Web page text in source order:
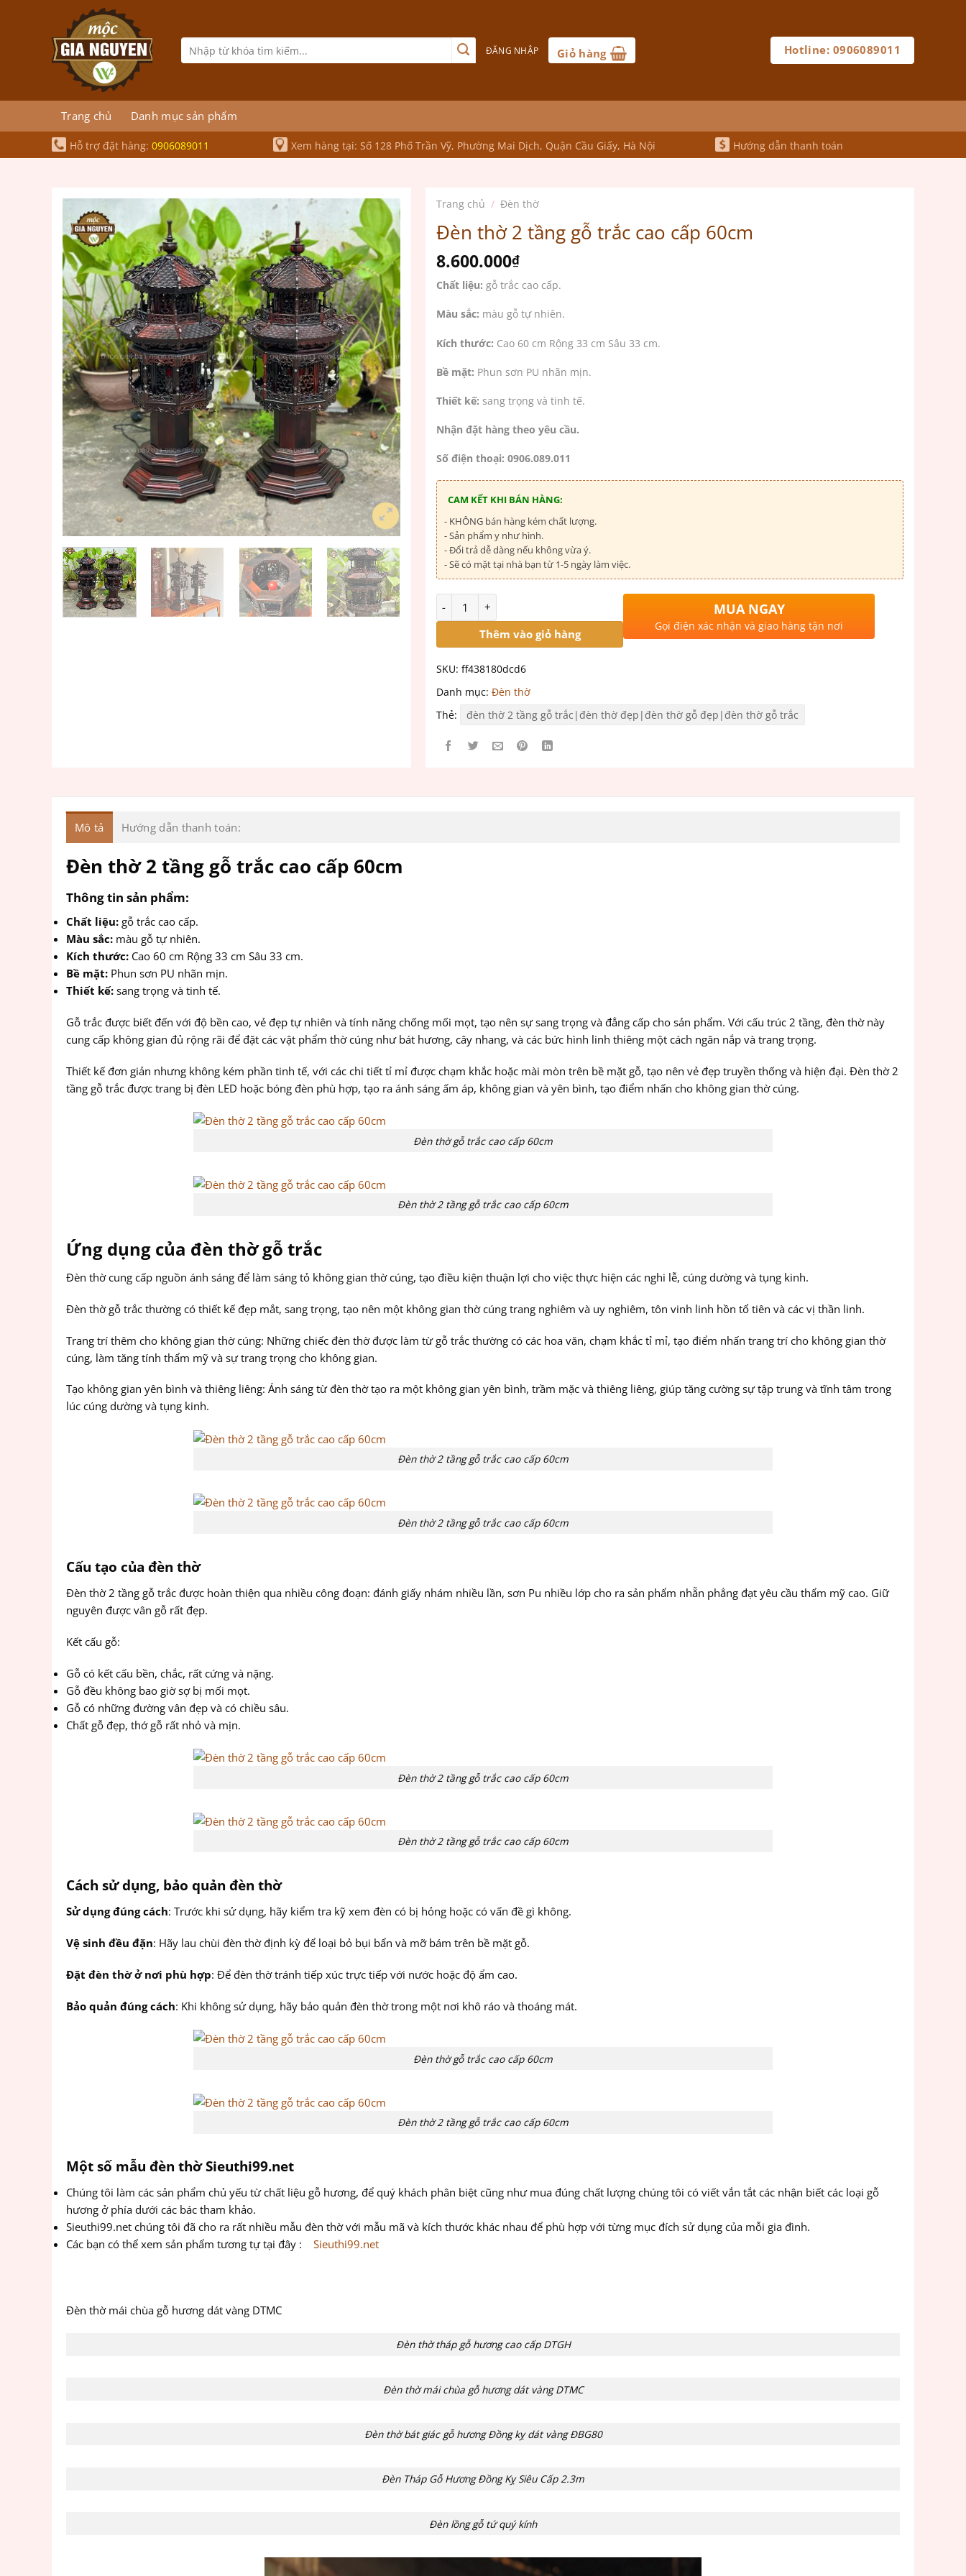
Tìm
kiếm:
ĐĂNG NHẬP Giỏ hàng Hotline: 0906089011
Trang chủ Danh mục sản phẩm
Hỗ trợ đặt hàng: 0906089011 Xem hàng tại: Số 128 Phố Trần Vỹ, Phường Mai Dịch, Quận Cầu Giấy, Hà Nội Hướng dẫn thanh toán
Trang chủ / Đèn thờ
Đèn thờ 2 tầng gỗ trắc cao cấp 60cm
8.600.000₫
Chất liệu: gỗ trắc cao cấp.
Màu sắc: màu gỗ tự nhiên.
Kích thước: Cao 60 cm Rộng 33 cm Sâu 33 cm.
Bề mặt: Phun sơn PU nhãn mịn.
Thiết kế: sang trọng và tinh tế.
Nhận đặt hàng theo yêu cầu.
Số điện thoại: 0906.089.011
CAM KẾT KHI BÁN HÀNG:
- KHÔNG bán hàng kém chất lượng.
- Sản phẩm y như hình.
- Đổi trả dễ dàng nếu không vừa ý.
- Sẽ có mặt tại nhà bạn từ 1-5 ngày làm việc.
Thêm vào giỏ hàng
MUA NGAY
Gọi điện xác nhận và giao hàng tận nơi
SKU: ff438180dcd6
Danh mục: Đèn thờ
Thẻ:
đèn thờ 2 tầng gỗ trắc|đèn thờ đẹp|đèn thờ gỗ đẹp|đèn thờ gỗ trắc
Mô tả Hướng dẫn thanh toán:
Đèn thờ 2 tầng gỗ trắc cao cấp 60cm
Thông tin sản phẩm:
Chất liệu: gỗ trắc cao cấp.
Màu sắc: màu gỗ tự nhiên.
Kích thước: Cao 60 cm Rộng 33 cm Sâu 33 cm.
Bề mặt: Phun sơn PU nhãn mịn.
Thiết kế: sang trọng và tinh tế.
Gỗ trắc được biết đến với độ bền cao, vẻ đẹp tự nhiên và tính năng chống mối mọt, tạo nên sự sang trọng và đẳng cấp cho sản phẩm. Với cấu trúc 2 tầng, đèn thờ này
cung cấp không gian đủ rộng rãi để đặt các vật phẩm thờ cúng như bát hương, cây nhang, và các bức hình linh thiêng một cách ngăn nắp và trang trọng.
Thiết kế đơn giản nhưng không kém phần tinh tế, với các chi tiết tỉ mỉ được chạm khắc hoặc mài mòn trên bề mặt gỗ, tạo nên vẻ đẹp truyền thống và hiện đại. Đèn thờ 2
tầng gỗ trắc được trang bị đèn LED hoặc bóng đèn phù hợp, tạo ra ánh sáng ấm áp, không gian và yên bình, tạo điểm nhấn cho không gian thờ cúng.
Đèn thờ gỗ trắc cao cấp 60cm
Đèn thờ 2 tầng gỗ trắc cao cấp 60cm
Ứng dụng của đèn thờ gỗ trắc
Đèn thờ cung cấp nguồn ánh sáng để làm sáng tỏ không gian thờ cúng, tạo điều kiện thuận lợi cho việc thực hiện các nghi lễ, cúng dường và tụng kinh.
Đèn thờ gỗ trắc thường có thiết kế đẹp mắt, sang trọng, tạo nên một không gian thờ cúng trang nghiêm và uy nghiêm, tôn vinh linh hồn tổ tiên và các vị thần linh.
Trang trí thêm cho không gian thờ cúng: Những chiếc đèn thờ được làm từ gỗ trắc thường có các hoa văn, chạm khắc tỉ mỉ, tạo điểm nhấn trang trí cho không gian thờ
cúng, làm tăng tính thẩm mỹ và sự trang trọng cho không gian.
Tạo không gian yên bình và thiêng liêng: Ánh sáng từ đèn thờ tạo ra một không gian yên bình, trầm mặc và thiêng liêng, giúp tăng cường sự tập trung và tĩnh tâm trong
lúc cúng dường và tụng kinh.
Đèn thờ 2 tầng gỗ trắc cao cấp 60cm
Đèn thờ 2 tầng gỗ trắc cao cấp 60cm
Cấu tạo của đèn thờ
Đèn thờ 2 tầng gỗ trắc được hoàn thiện qua nhiều công đoạn: đánh giấy nhám nhiều lần, sơn Pu nhiều lớp cho ra sản phẩm nhẵn phẳng đạt yêu cầu thẩm mỹ cao. Giữ
nguyên được vân gỗ rất đẹp.
Kết cấu gỗ:
Gỗ có kết cấu bền, chắc, rất cứng và nặng.
Gỗ đều không bao giờ sợ bị mối mọt.
Gỗ có những đường vân đẹp và có chiều sâu.
Chất gỗ đẹp, thớ gỗ rất nhỏ và mịn.
Đèn thờ 2 tầng gỗ trắc cao cấp 60cm
Đèn thờ 2 tầng gỗ trắc cao cấp 60cm
Cách sử dụng, bảo quản đèn thờ
Sử dụng đúng cách: Trước khi sử dụng, hãy kiểm tra kỹ xem đèn có bị hỏng hoặc có vấn đề gì không.
Vệ sinh đều đặn: Hãy lau chùi đèn thờ định kỳ để loại bỏ bụi bẩn và mỡ bám trên bề mặt gỗ.
Đặt đèn thờ ở nơi phù hợp: Để đèn thờ tránh tiếp xúc trực tiếp với nước hoặc độ ẩm cao.
Bảo quản đúng cách: Khi không sử dụng, hãy bảo quản đèn thờ trong một nơi khô ráo và thoáng mát.
Đèn thờ gỗ trắc cao cấp 60cm
Đèn thờ 2 tầng gỗ trắc cao cấp 60cm
Một số mẫu đèn thờ Sieuthi99.net
Chúng tôi làm các sản phẩm chủ yếu từ chất liệu gỗ hương, để quý khách phân biệt cũng như mua đúng chất lượng chúng tôi có viết vắn tắt các nhận biết các loại gỗ
hương ở phía dưới các bác tham khảo.
Sieuthi99.net chúng tôi đã cho ra rất nhiều mẫu đèn thờ với mẫu mã và kích thước khác nhau để phù hợp với từng mục đích sử dụng của mỗi gia đình.
Các bạn có thể xem sản phẩm tương tự tại đây :
Sieuthi99.net
Đèn thờ mái chùa gỗ hương dát vàng DTMC
Đèn thờ tháp gỗ hương cao cấp DTGH
Đèn thờ mái chùa gỗ hương dát vàng DTMC
Đèn thờ bát giác gỗ hương Đồng kỵ dát vàng ĐBG80
Đèn Tháp Gỗ Hương Đồng Kỵ Siêu Cấp 2.3m
Đèn lồng gỗ tứ quý kính